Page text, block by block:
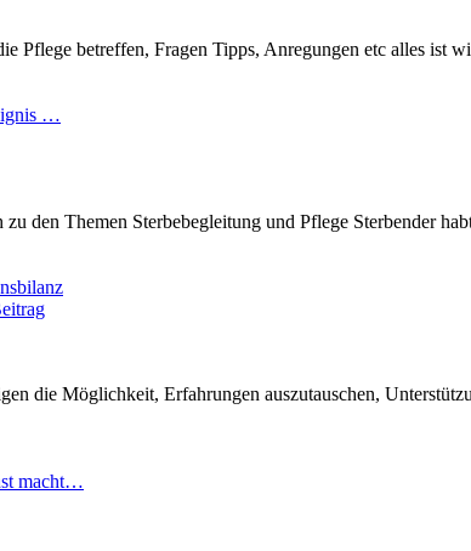
Pflege betreffen, Fragen Tipps, Anregungen etc alles ist
…
den Themen Sterbebegleitung und Pflege Sterbender
die Möglichkeit, Erfahrungen auszutauschen,
macht…